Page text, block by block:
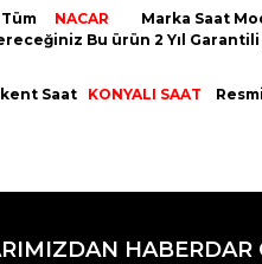
Tüm NACAR Marka Saat
Bu ürün 2 Yıl
Saat KONYALI SAAT
için teşekkür ederiz.
bozuk veya görüntülenemiyor.
HABERDAR